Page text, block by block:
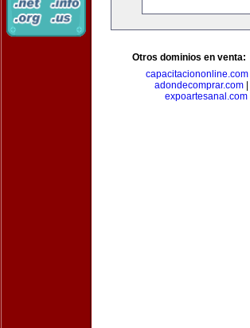
Otros dominios en venta:
capacitaciononline.com
adondecomprar.com|
expoartesanal.com|